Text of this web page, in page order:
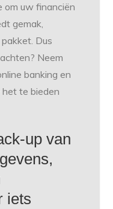
om uw financiën
gemak,
Dus
Neem
banking en
te bieden
up van
iets